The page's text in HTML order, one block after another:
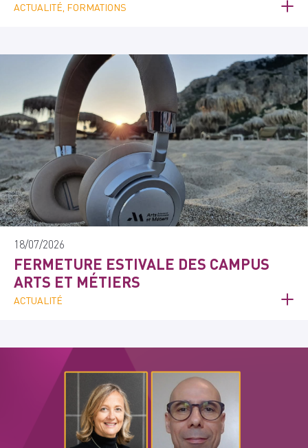
ACTUALITÉ, FORMATIONS
18/07/2026
FERMETURE ESTIVALE DES CAMPUS
ARTS ET MÉTIERS
ACTUALITÉ